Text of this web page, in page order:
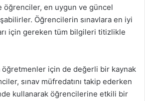
öğrenciler, en uygun ve güncel
Öğrencilerin sınavlara en iyi
için gereken tüm bilgileri titizlikle
öğretmenler için de değerli bir kaynak
sınav müfredatını takip ederken
kullanarak öğrencilerine etkili bir